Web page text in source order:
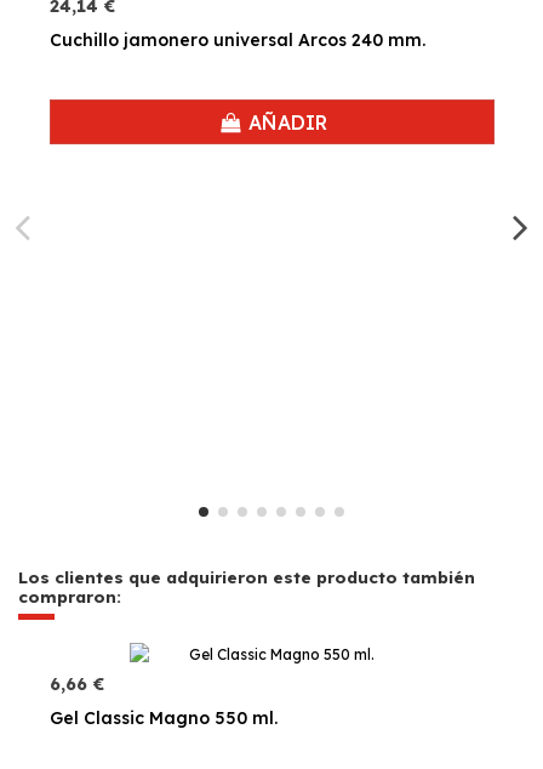
24,14 €
Cuchillo jamonero universal Arcos 240 mm.
AÑADIR
Los clientes que adquirieron este producto también
compraron:
6,66 €
Gel Classic Magno 550 ml.